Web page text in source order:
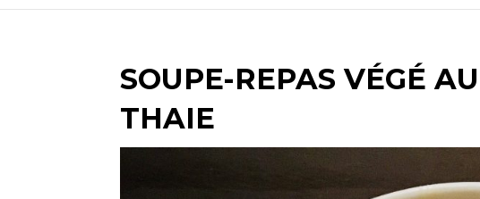
SOUPE-REPAS VÉGÉ
THAIE